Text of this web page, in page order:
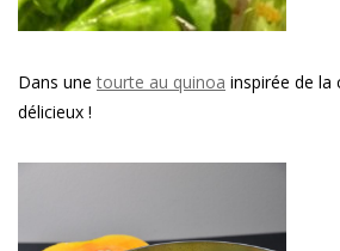
Dans unetourte au quinoa inspirée de la
délicieux !